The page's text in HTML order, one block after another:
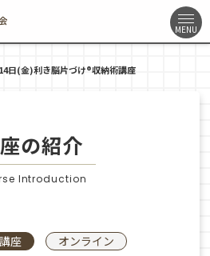
日(金)利き脳片づけ®収納術講座
の紹介
Introduction
座 オンライン